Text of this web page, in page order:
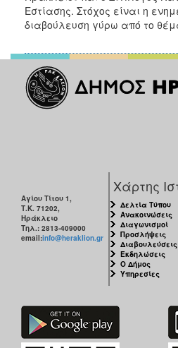
ΔΗΜΟΤΗΣ
ΕΠΙΣΚΕΠΤΗΣ
ΗΡΑΚΛΕΙΟ
Εστίασης. Στόχος είναι η
διαβούλευση γύρω από το
Αγίου Τίτου 1,
Τ.Κ. 71202,
Ηράκλειο
Τηλ.: 2813-409000
email:info@heraklion.gr
Χάρτης
Δελτία Τύπου
Ανακοινώσεις
Διαγωνισμοί
Προσλήψεις
Διαβουλεύσεις
Εκδηλώσεις
Ο Δήμος
Υπηρεσίες